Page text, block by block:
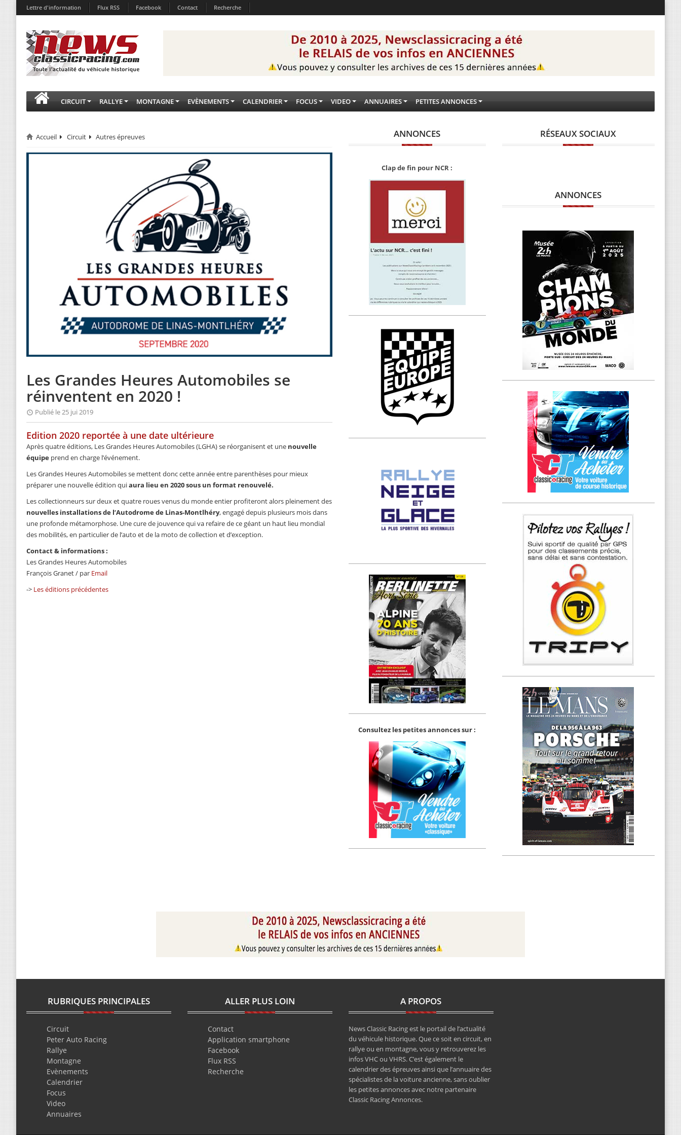
Lettre d'information Flux RSS Facebook Contact Recherche
CIRCUIT RALLYE MONTAGNE EVÈNEMENTS CALENDRIER FOCUS VIDEO ANNUAIRES PETITES ANNONCES
Accueil Circuit Autres épreuves
Les Grandes Heures Automobiles se
réinventent en 2020 !
Publié le 25 jui 2019
Edition 2020 reportée à une date ultérieure
Après quatre éditions, Les Grandes Heures Automobiles (LGHA) se réorganisent et une nouvelle
équipe prend en charge l’événement.
Les Grandes Heures Automobiles se mettent donc cette année entre parenthèses pour mieux
préparer une nouvelle édition quiaura lieu en 2020 sous un format renouvelé.
Les collectionneurs sur deux et quatre roues venus du monde entier profiteront alors pleinement des
nouvelles installations de l’Autodrome de Linas-Montlhéry, engagé depuis plusieurs mois dans
une profonde métamorphose. Une cure de jouvence qui va refaire de ce géant un haut lieu mondial
des mobilités, en particulier de l’auto et de la moto de collection et d’exception.
Contact & informations :
Les Grandes Heures Automobiles
François Granet / par Email
-> Les éditions précédentes
ANNONCES
Clap de fin pour NCR :
Consultez les petites annonces sur :
RÉSEAUX SOCIAUX
ANNONCES
RUBRIQUES PRINCIPALES
Circuit
Peter Auto Racing
Rallye
Montagne
Evènements
Calendrier
Focus
Video
Annuaires
ALLER PLUS LOIN
Contact
Application smartphone
Facebook
Flux RSS
Recherche
A PROPOS
News Classic Racing est le portail de l’actualité
du véhicule historique. Que ce soit en circuit, en
rallye ou en montagne, vous y retrouverez les
infos VHC ou VHRS. C’est également le
calendrier des épreuves ainsi que l’annuaire des
spécialistes de la voiture ancienne, sans oublier
les petites annonces avec notre partenaire
Classic Racing Annonces.